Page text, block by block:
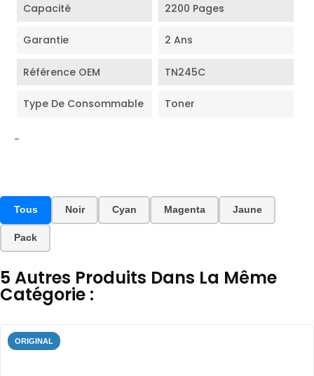
Capacité 2200 Pages
Garantie 2 Ans
Référence OEM TN245C
Type De Consommable Toner
-
Tous Noir Cyan Magenta Jaune
Pack
5 Autres Produits Dans La Même
Catégorie :
ORIGINAL